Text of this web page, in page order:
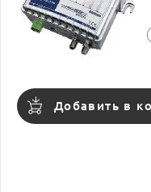
Добавить в